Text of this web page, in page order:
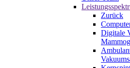
Zurück
Digitale